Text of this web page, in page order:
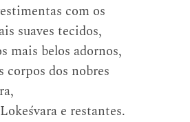
com os
suaves tecidos,
mais belos adornos,
corpos dos nobres
e restantes.